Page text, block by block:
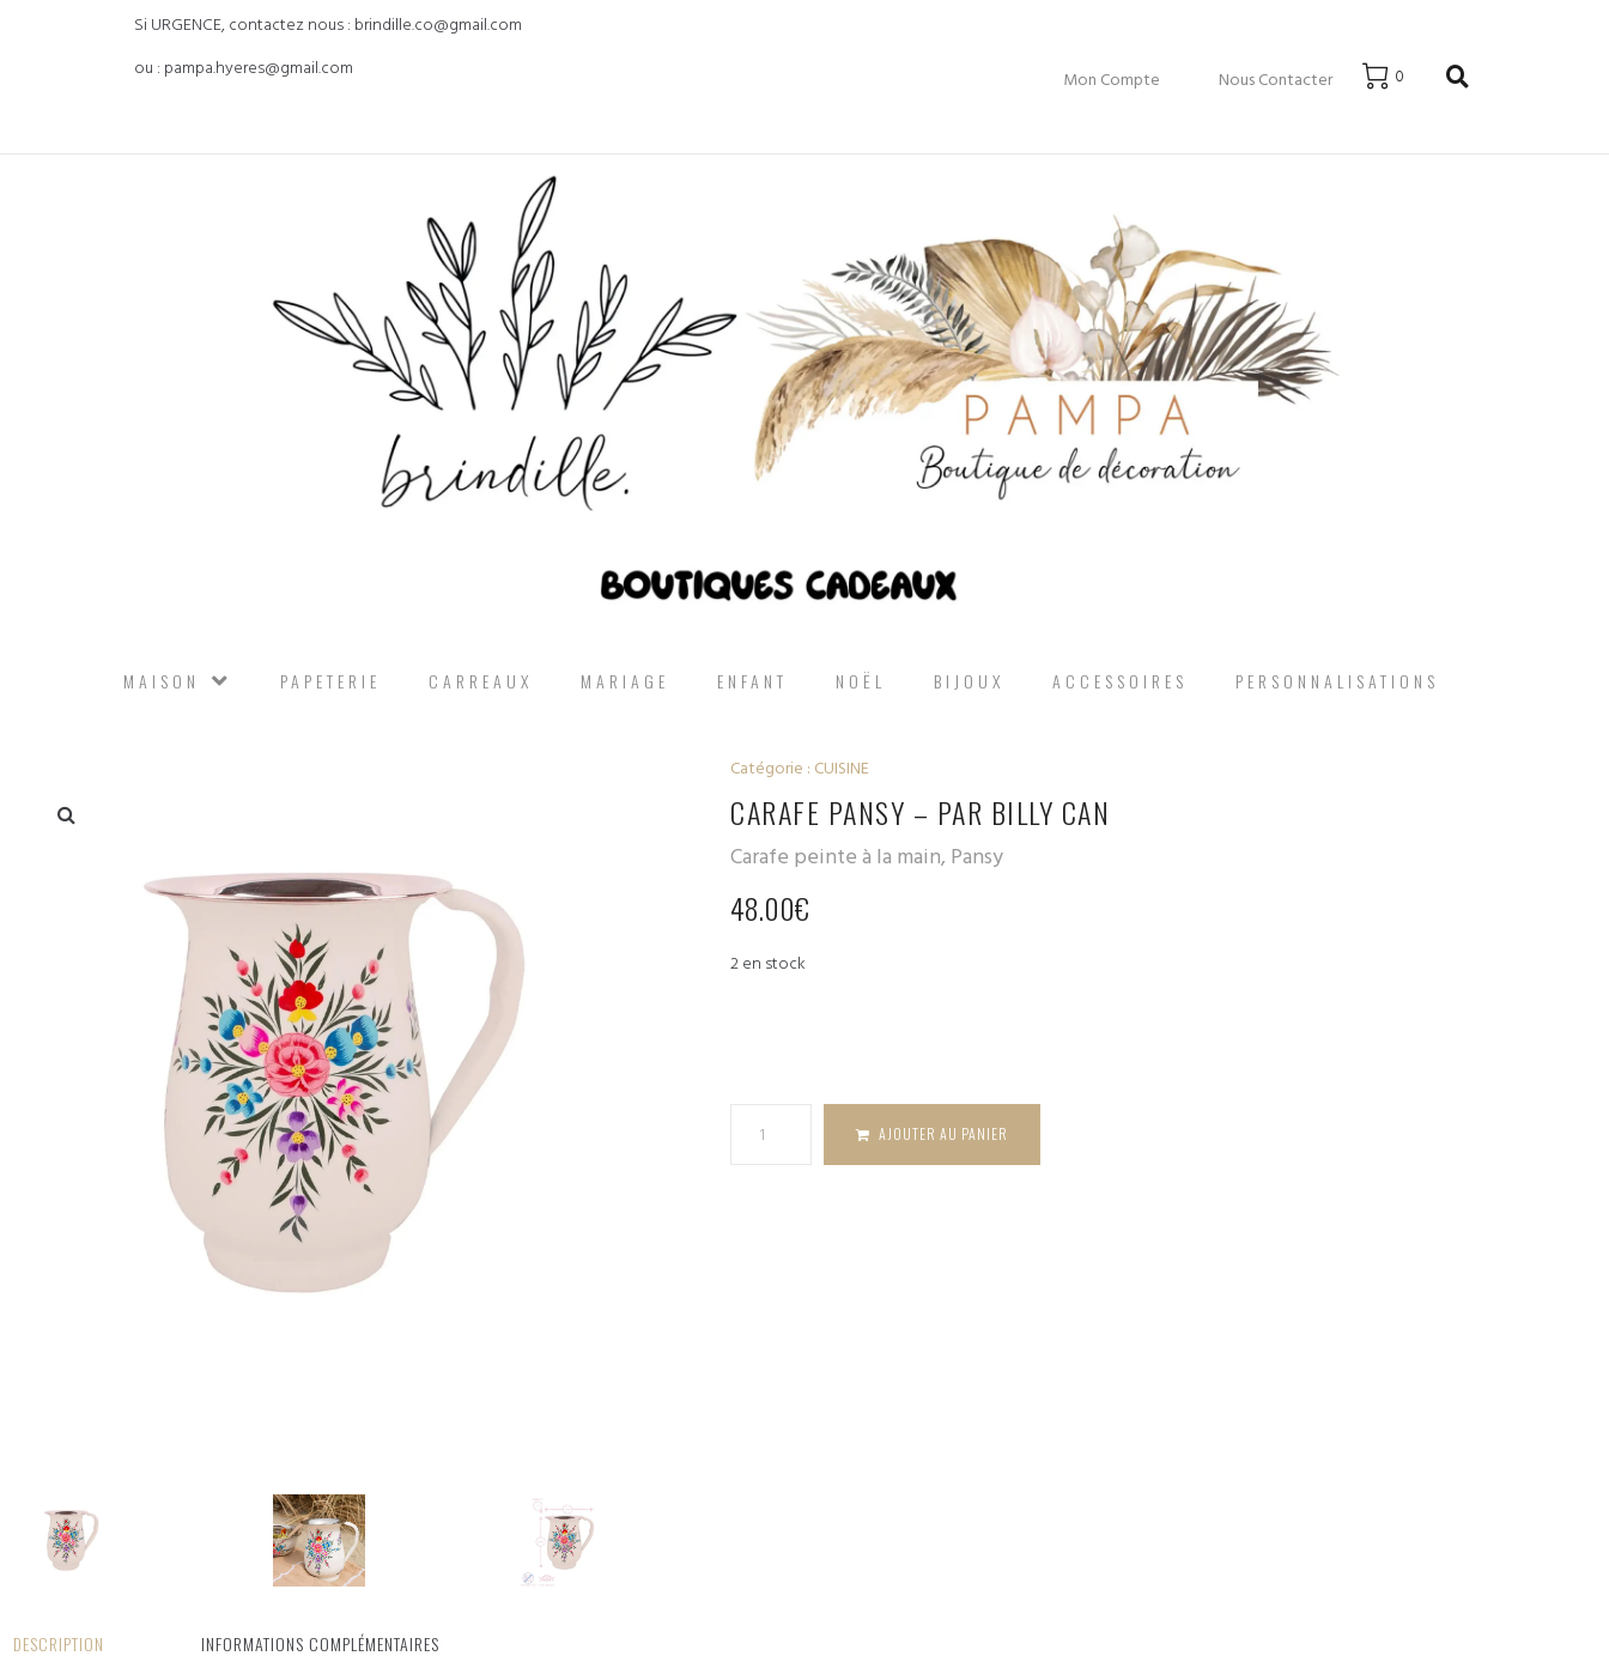
Si URGENCE, contactez nous : brindille.co@gmail.com
ou : pampa.hyeres@gmail.com
Mon Compte Nous Contacter 0
MAISON PAPETERIE CARREAUX MARIAGE ENFANT NOËL BIJOUX ACCESSOIRES PERSONNALISATIONS
Catégorie : CUISINE
CARAFE PANSY – PAR BILLY CAN
Carafe peinte à la main, Pansy
48.00€
2 en stock
AJOUTER AU PANIER
DESCRIPTION INFORMATIONS COMPLÉMENTAIRES